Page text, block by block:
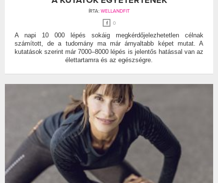
ÍRTA: WELLANDFIT
0
A napi 10 000 lépés sokáig megkérdőjelezhetetlen célnak
számított, de a tudomány ma már árnyaltabb képet mutat. A
kutatások szerint már 7000–8000 lépés is jelentős hatással van az
élettartamra és az egészségre.